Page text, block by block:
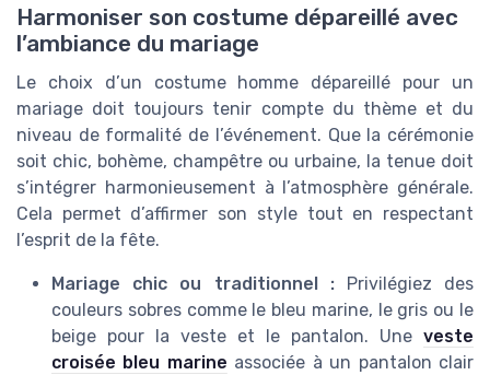
Harmoniser son costume dépareillé avec
l’ambiance du mariage
Le choix d’un costume homme dépareillé pour un
mariage doit toujours tenir compte du thème et du
niveau de formalité de l’événement. Que la cérémonie
soit chic, bohème, champêtre ou urbaine, la tenue doit
s’intégrer harmonieusement à l’atmosphère générale.
Cela permet d’affirmer son style tout en respectant
l’esprit de la fête.
Mariage chic ou traditionnel :Privilégiez des
couleurs sobres comme le bleu marine, le gris ou le
beige pour la veste et le pantalon. Une veste
croisée bleu marine associée à un pantalon clair